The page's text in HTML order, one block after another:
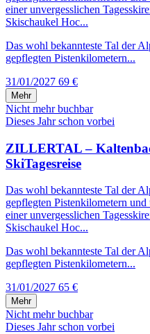
einer unvergesslichen
Skischaukel Hoc...
Das wohl bekannteste Tal der
gepflegten Pistenkilometern...
31/01/2027 69 €
Mehr
Nicht mehr buchbar
Dieses Jahr schon vorbei
ZILLERTAL –
SkiTagesreise
Das wohl bekannteste Tal der
gepflegten Pistenkilometern
einer unvergesslichen
Skischaukel Hoc...
Das wohl bekannteste Tal der
gepflegten Pistenkilometern...
31/01/2027 65 €
Mehr
Nicht mehr buchbar
Dieses Jahr schon vorbei